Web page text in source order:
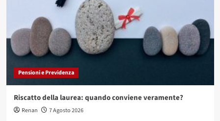
Pensioni e Previdenza
Riscatto della laurea: quando conviene veramente?
Renan 7 Agosto 2026